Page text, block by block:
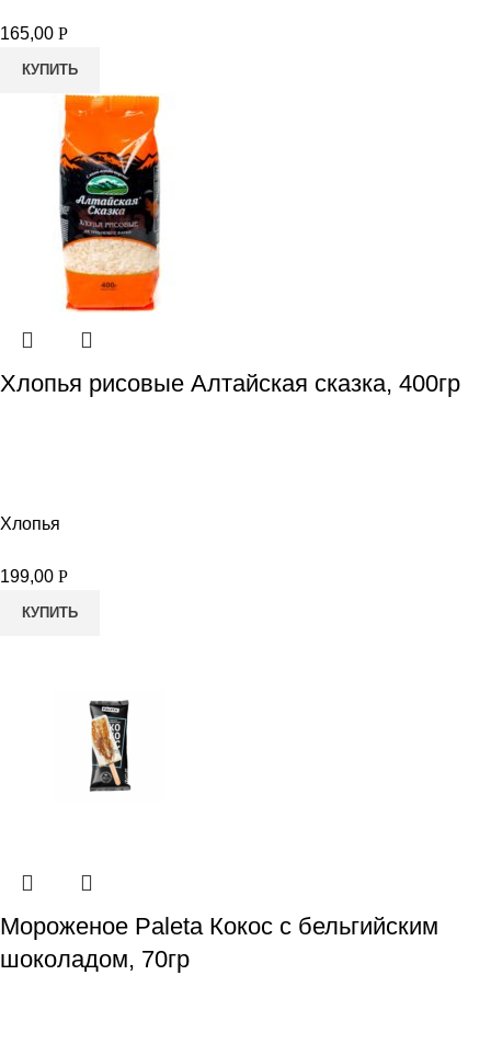
165,00 Р
КУПИТЬ
Хлопья рисовые Алтайская сказка, 400гр
Хлопья
199,00 Р
КУПИТЬ
Мороженое Paleta Кокос с бельгийским
шоколадом, 70гр